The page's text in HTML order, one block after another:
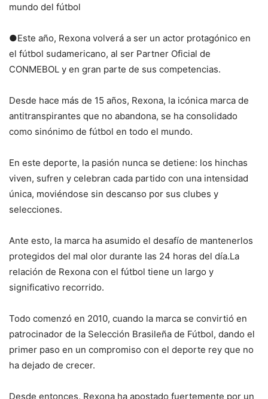
mundo del fútbol
●Este año, Rexona volverá a ser un actor protagónico en
el fútbol sudamericano, al ser Partner Oficial de
CONMEBOL y en gran parte de sus competencias.
Desde hace más de 15 años, Rexona, la icónica marca de
antitranspirantes que no abandona, se ha consolidado
como sinónimo de fútbol en todo el mundo.
En este deporte, la pasión nunca se detiene: los hinchas
viven, sufren y celebran cada partido con una intensidad
única, moviéndose sin descanso por sus clubes y
selecciones.
Ante esto, la marca ha asumido el desafío de mantenerlos
protegidos del mal olor durante las 24 horas del día.La
relación de Rexona con el fútbol tiene un largo y
significativo recorrido.
Todo comenzó en 2010, cuando la marca se convirtió en
patrocinador de la Selección Brasileña de Fútbol, dando el
primer paso en un compromiso con el deporte rey que no
ha dejado de crecer.
Desde entonces, Rexona ha apostado fuertemente por un